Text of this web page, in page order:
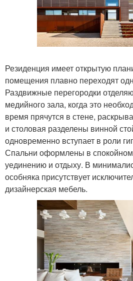
Резиденция имеет открытую
помещения плавно переходят
Раздвижные перегородки
медийного зала, когда это
время прячутся в стене,
и столовая разделены винной
одновременно вступает в роли
Спальни оформлены в спокойном
уединению и отдыху. В
особняка присутствует
дизайнерская мебель.